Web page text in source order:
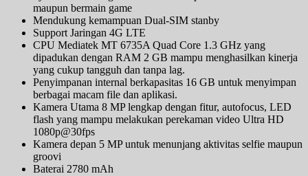
maupun bermain game
Mendukung kemampuan Dual-SIM stanby
Support Jaringan 4G LTE
CPU Mediatek MT 6735A Quad Core 1.3 GHz yang
dipadukan dengan RAM 2 GB mampu menghasilkan kinerja
yang cukup tangguh dan tanpa lag.
Penyimpanan internal berkapasitas 16 GB untuk menyimpan
berbagai macam file dan aplikasi.
Kamera Utama 8 MP lengkap dengan fitur, autofocus, LED
flash yang mampu melakukan perekaman video Ultra HD
1080p@30fps
Kamera depan 5 MP untuk menunjang aktivitas selfie maupun
groovi
Baterai 2780 mAh